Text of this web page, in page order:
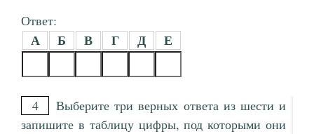
Ответ:
А Б В Г Д Е
4
Выберите три верных ответа из шести и
запишите в таблицу цифры, под которыми они